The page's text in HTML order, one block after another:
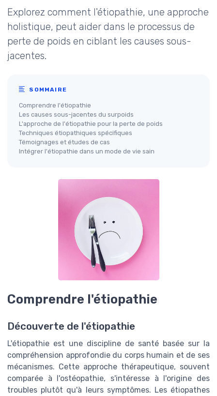
Explorez comment l'étiopathie, une approche
holistique, peut aider dans le processus de
perte de poids en ciblant les causes sous-
jacentes.
SOMMAIRE
Comprendre l'étiopathie
Les causes sous-jacentes du surpoids
L'approche de l'étiopathie pour la perte de poids
Techniques étiopathiques spécifiques
Témoignages et études de cas
Intégrer l'étiopathie dans un mode de vie sain
Comprendre l'étiopathie
Découverte de l'étiopathie
L'étiopathie est une discipline de santé basée sur la
compréhension approfondie du corps humain et de ses
mécanismes. Cette approche thérapeutique, souvent
comparée à l'ostéopathie, s'intéresse à l'origine des
troubles plutôt qu'à leurs symptômes. Les étiopathes